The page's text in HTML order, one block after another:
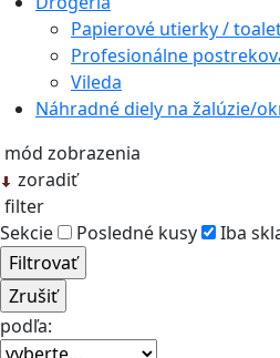
Papierové utierky /
Profesionálne
Vileda
Náhradné diely na žalúzie/
mód zobrazenia
zoradiť
filter
Sekcie
Posledné kusy Iba
podľa: